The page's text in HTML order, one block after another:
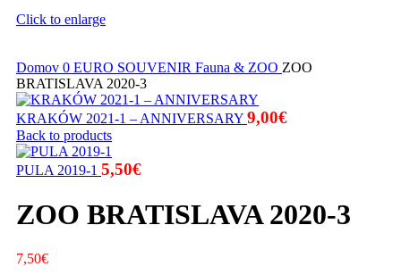
Click to enlarge
Domov 0 EURO SOUVENIR Fauna & ZOO ZOO
BRATISLAVA 2020-3
KRAKÓW 2021-1 – ANNIVERSARY 9,00€
Back to products
PULA 2019-1 5,50€
ZOO BRATISLAVA 2020-3
7,50€